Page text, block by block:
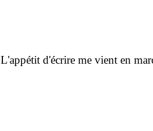
L'appétit d'écrire me vient en